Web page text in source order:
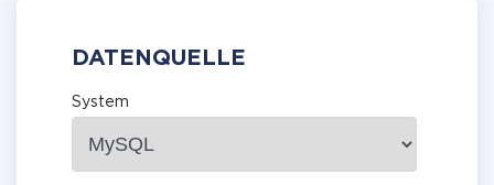
DATENQUELLE
System